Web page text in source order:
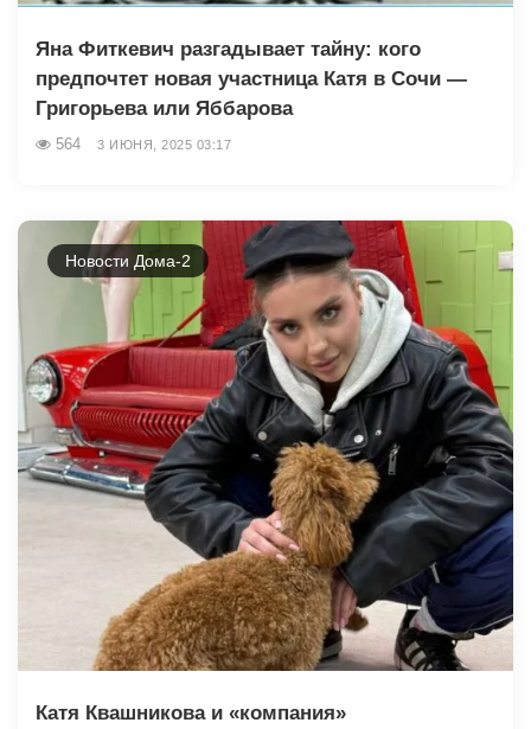
Яна Фиткевич разгадывает тайну: кого
предпочтет новая участница Катя в Сочи —
Григорьева или Яббарова
564 3 ИЮНЯ, 2025 03:17
Новости Дома-2
Катя Квашникова и «компания»